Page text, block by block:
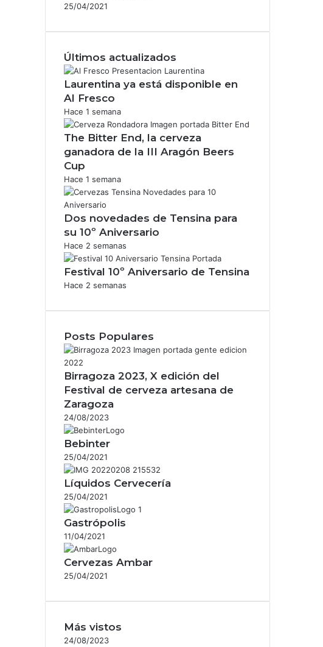
25/04/2021
Últimos actualizados
Laurentina ya está disponible en
Al Fresco
Hace 1 semana
The Bitter End, la cerveza
ganadora de la III Aragón Beers
Cup
Hace 1 semana
Dos novedades de Tensina para
su 10º Aniversario
Hace 2 semanas
Festival 10º Aniversario de Tensina
Hace 2 semanas
Posts Populares
Birragoza 2023, X edición del
Festival de cerveza artesana de
Zaragoza
24/08/2023
Bebinter
25/04/2021
Líquidos Cervecería
25/04/2021
Gastrópolis
11/04/2021
Cervezas Ambar
25/04/2021
Más vistos
24/08/2023